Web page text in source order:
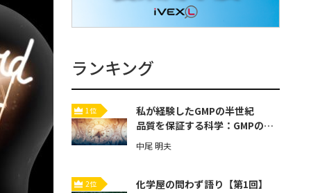
ランキング
1位
私が経験したGMPの半世紀
品質を保証する科学：GMPの歴
史と本質【第3回】
中尾 明夫
2位 化学屋の問わず語り【第1回】